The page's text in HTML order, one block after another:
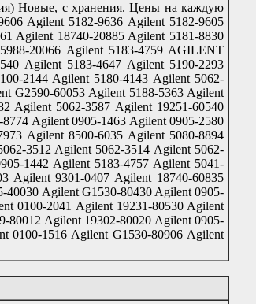
Новые, с хранения. Цены на каждую
Agilent 5182-9636 Agilent 5182-9605
Agilent 18740-20885 Agilent 5181-8830
20066 Agilent 5183-4759 AGILENT
Agilent 5183-4647 Agilent 5190-2293
2144 Agilent 5180-4143 Agilent 5062-
G2590-60053 Agilent 5188-5363 Agilent
Agilent 5062-3587 Agilent 19251-60540
Agilent 0905-1463 Agilent 0905-2580
Agilent 8500-6035 Agilent 5080-8894
3512 Agilent 5062-3514 Agilent 5062-
1442 Agilent 5183-4757 Agilent 5041-
Agilent 9301-0407 Agilent 18740-60835
40030 Agilent G1530-80430 Agilent 0905-
0100-2041 Agilent 19231-80530 Agilent
80012 Agilent 19302-80020 Agilent 0905-
0100-1516 Agilent G1530-80906 Agilent